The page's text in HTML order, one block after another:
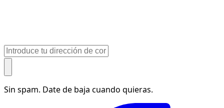
Sin spam. Date de baja cuando quieras.